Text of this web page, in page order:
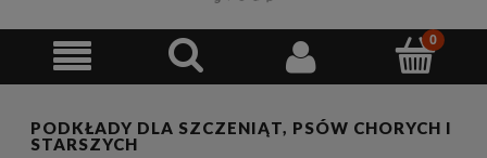
PODKŁADY DLA SZCZENIĄT, PSÓW CHORYCH I
STARSZYCH